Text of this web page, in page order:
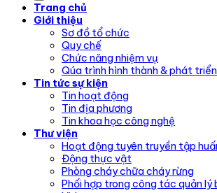
Trang chủ
Giới thiệu
Sơ đồ tổ chức
Quy chế
Chức năng nhiệm vụ
Qúa trình hình thành & phát triển
Tin tức sự kiện
Tin hoạt động
Tin địa phương
Tin khoa học công nghệ
Thư viện
Hoạt động tuyên truyền tập
Động thực vật
Phòng cháy chữa cháy rừng
Phối hợp trong công tác quản lý